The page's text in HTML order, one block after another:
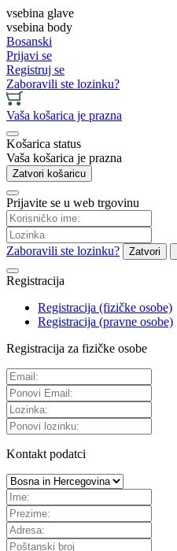
vsebina glave
vsebina body
Bosanski
Prijavi se
Registruj se
Zaboravili ste lozinku?
Vaša košarica je prazna
Košarica status
Vaša košarica je prazna
Zatvori košaricu
Prijavite se u web trgovinu
Zaboravili ste lozinku? Zatvori
Registracija
Registracija (fizičke osobe)
Registracija (pravne osobe)
Registracija za fizičke osobe
Kontakt podatci